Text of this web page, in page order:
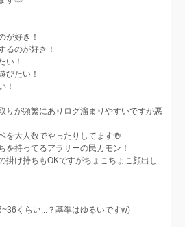
が好き！
るのが好き！
い！
びたい！
！
りが頻繁にありログ溜まりやすいですが悪
を大人数でやったりしてます🍻
を持ってるアラサーの民カモン！
掛け持ちもOKですがちょこちょこ顔出し
くらい...？基準はゆるいですw)